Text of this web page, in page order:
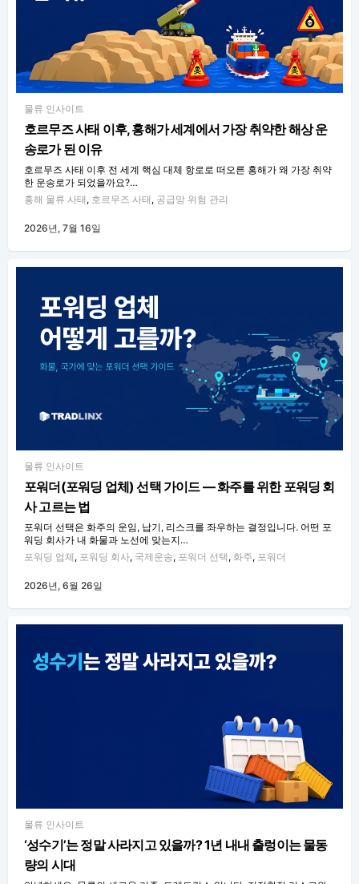
물류 인사이트
호르무즈 사태 이후, 홍해가 세계에서 가장 취약한 해상 운
송로가 된 이유
호르무즈 사태 이후 전 세계 핵심 대체 항로로 떠오른 홍해가 왜 가장 취약
한 운송로가 되었을까요?…
홍해 물류 사태, 호르무즈 사태, 공급망 위험 관리
2026년, 7월 16일
물류 인사이트
포워더(포워딩 업체) 선택 가이드 — 화주를 위한 포워딩 회
사 고르는 법
포워더 선택은 화주의 운임, 납기, 리스크를 좌우하는 결정입니다. 어떤 포
워딩 회사가 내 화물과 노선에 맞는지…
포워딩 업체, 포워딩 회사, 국제운송, 포워더 선택, 화주, 포워더
2026년, 6월 26일
물류 인사이트
‘성수기’는 정말 사라지고 있을까? 1년 내내 출렁이는 물동
량의 시대